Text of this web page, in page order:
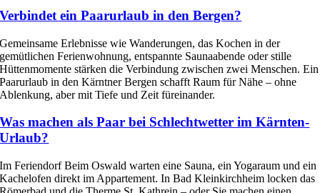
Verbindet ein Paarurlaub in den Bergen?
Gemeinsame Erlebnisse wie Wanderungen, das Kochen in der
gemütlichen Ferienwohnung, entspannte Saunaabende oder stille
Hüttenmomente stärken die Verbindung zwischen zwei Menschen. Ein
Paarurlaub in den Kärntner Bergen schafft Raum für Nähe – ohne
Ablenkung, aber mit Tiefe und Zeit füreinander.
Was machen als Paar bei Schlechtwetter im Kärnten-
Urlaub?
Im Feriendorf Beim Oswald warten eine Sauna, ein Yogaraum und ein
Kachelofen direkt im Appartement. In Bad Kleinkirchheim locken das